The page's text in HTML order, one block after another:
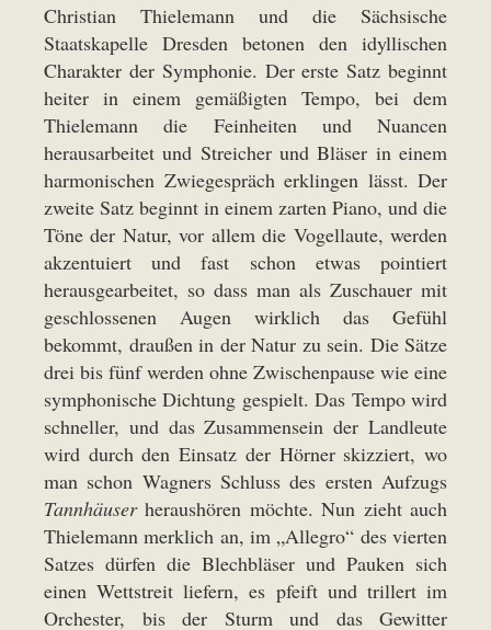
Christian Thielemann und die Sächsische
Staatskapelle Dresden betonen den idyllischen
Charakter der Symphonie. Der erste Satz beginnt
heiter in einem gemäßigten Tempo, bei dem
Thielemann die Feinheiten und Nuancen
herausarbeitet und Streicher und Bläser in einem
harmonischen Zwiegespräch erklingen lässt. Der
zweite Satz beginnt in einem zarten Piano, und die
Töne der Natur, vor allem die Vogellaute, werden
akzentuiert und fast schon etwas pointiert
herausgearbeitet, so dass man als Zuschauer mit
geschlossenen Augen wirklich das Gefühl
bekommt, draußen in der Natur zu sein. Die Sätze
drei bis fünf werden ohne Zwischenpause wie eine
symphonische Dichtung gespielt. Das Tempo wird
schneller, und das Zusammensein der Landleute
wird durch den Einsatz der Hörner skizziert, wo
man schon Wagners Schluss des ersten Aufzugs
Tannhäuserheraushören möchte. Nun zieht auch
Thielemann merklich an, im „Allegro“ des vierten
Satzes dürfen die Blechbläser und Pauken sich
einen Wettstreit liefern, es pfeift und trillert im
Orchester, bis der Sturm und das Gewitter